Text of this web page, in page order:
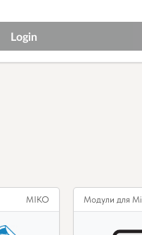
MIKO Модули для